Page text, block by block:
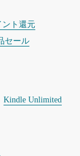
ント還元
セール
Kindle Unlimited